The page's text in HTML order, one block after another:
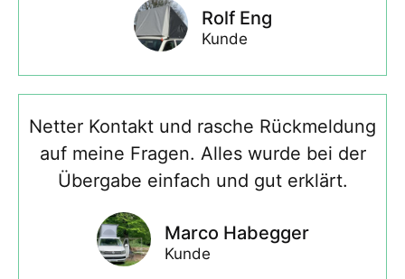
Rolf Eng
Kunde
Netter Kontakt und rasche Rückmeldung
auf meine Fragen. Alles wurde bei der
Übergabe einfach und gut erklärt.
Marco Habegger
Kunde